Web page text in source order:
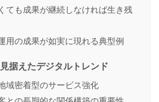
ても成果が継続しなければ生き残
用の成果が如実に現れる典型例
据えたデジタルトレンド
域密着型のサービス強化